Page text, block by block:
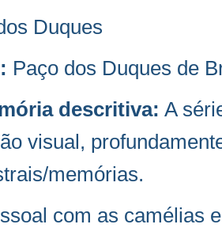
Duques
Paço dos Duques de
descritiva: A
visual,
memórias.
com as camélias